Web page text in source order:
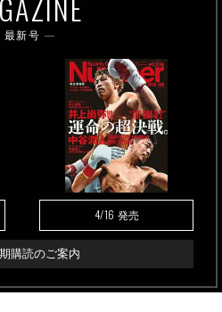
最新号
4/16 発売
購読のご案内